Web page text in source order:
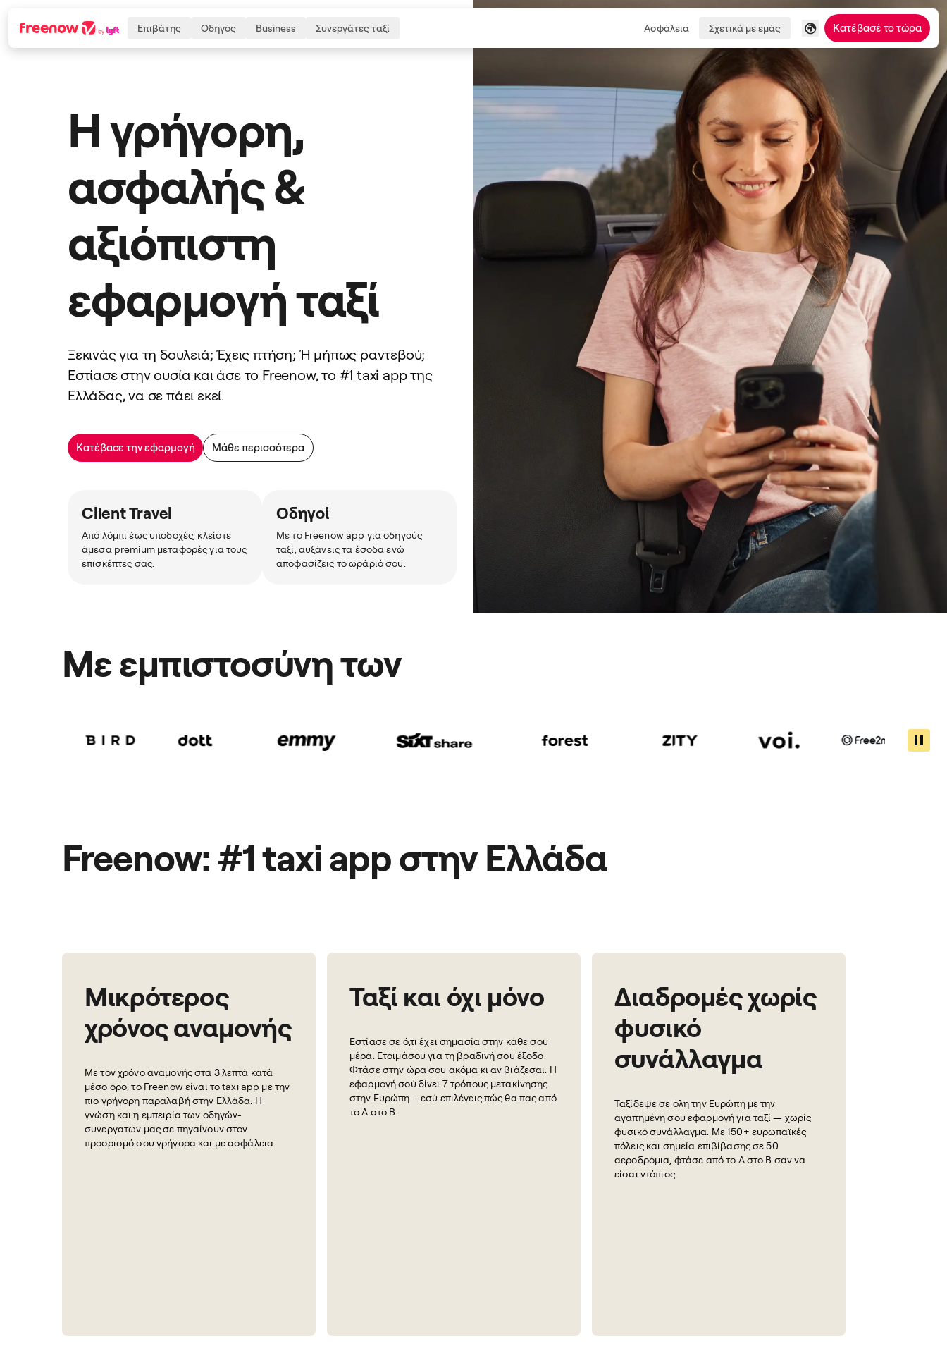
Επιβάτης Οδηγός Business Συνεργάτες ταξί Ασφάλεια Σχετικά με εμάς Κατέβασέ το τώρα
Η γρήγορη,
ασφαλής &
αξιόπιστη
εφαρμογή ταξί
Ξεκινάς για τη δουλειά; Έχεις πτήση; Ή μήπως ραντεβού;
Εστίασε στην ουσία και άσε το Freenow, το #1 taxi app της
Ελλάδας, να σε πάει εκεί.
Κατέβασε την εφαρμογή Μάθε περισσότερα
Client Travel
Από λόμπι έως υποδοχές, κλείστε
άμεσα premium μεταφορές για τους
επισκέπτες σας.
Οδηγοί
Με το Freenow app για οδηγούς
ταξί, αυξάνεις τα έσοδα ενώ
αποφασίζεις το ωράριό σου.
Με εμπιστοσύνη των
Freenow: #1 taxi app στην Ελλάδα
Μικρότερος
χρόνος αναμονής
Με τον χρόνο αναμονής στα 3 λεπτά κατά
μέσο όρο, το Freenow είναι το taxi app με την
πιο γρήγορη παραλαβή στην Ελλάδα. Η
γνώση και η εμπειρία των οδηγών-
συνεργατών μας σε πηγαίνουν στον
προορισμό σου γρήγορα και με ασφάλεια.
Ταξί και όχι μόνο
Εστίασε σε ό,τι έχει σημασία στην κάθε σου
μέρα. Ετοιμάσου για τη βραδινή σου έξοδο.
Φτάσε στην ώρα σου ακόμα κι αν βιάζεσαι. Η
εφαρμογή σού δίνει 7 τρόπους μετακίνησης
στην Ευρώπη – εσύ επιλέγεις πώς θα πας από
το Α στο Β.
Διαδρομές χωρίς
φυσικό
συνάλλαγμα
Ταξίδεψε σε όλη την Ευρώπη με την
αγαπημένη σου εφαρμογή για ταξί — χωρίς
φυσικό συνάλλαγμα. Με 150+ ευρωπαϊκές
πόλεις και σημεία επιβίβασης σε 50
αεροδρόμια, φτάσε από το Α στο Β σαν να
είσαι ντόπιος.